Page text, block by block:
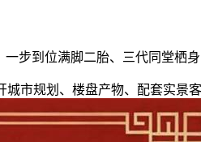
步到位满脚二胎、三代同堂栖身
市规划、楼盘产物、配套实景客